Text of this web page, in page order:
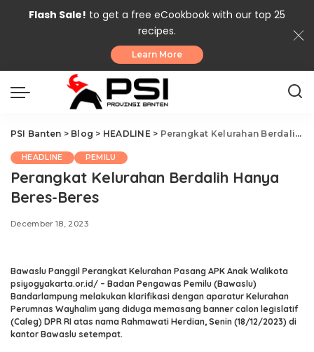
Flash Sale! to get a free eCookbook with our top 25
recipes.
Learn More
PSI Banten > Blog > HEADLINE> Perangkat Kelurahan Berdalih Hanya Beres-Beres
HEADLINE PEMILU
Perangkat Kelurahan Berdalih Hanya
Beres-Beres
December 18, 2023
Bawaslu Panggil Perangkat Kelurahan Pasang APK Anak Walikota
psiyogyakarta.or.id/ – Badan Pengawas Pemilu (Bawaslu)
Bandarlampung melakukan klarifikasi dengan aparatur Kelurahan
Perumnas Wayhalim yang diduga memasang banner calon legislatif
(Caleg) DPR RI atas nama Rahmawati Herdian, Senin (18/12/2023) di
kantor Bawaslu setempat.